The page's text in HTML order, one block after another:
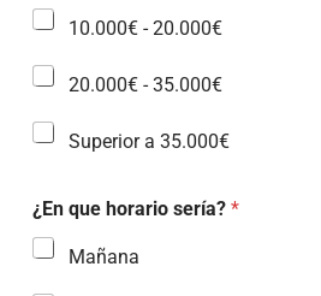
10.000€ - 20.000€
20.000€ - 35.000€
Superior a 35.000€
¿En que horario sería? *
Mañana